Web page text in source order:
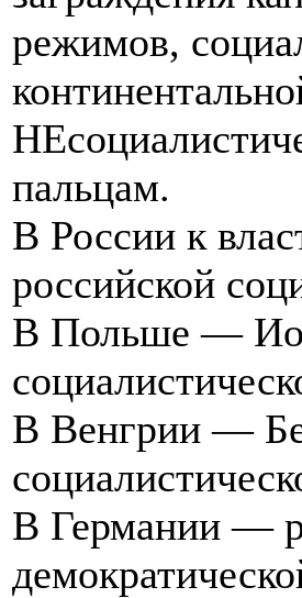
режимов,
пальцам.
В России к
российской
В Польше —
В Венгрии —
В Германии —